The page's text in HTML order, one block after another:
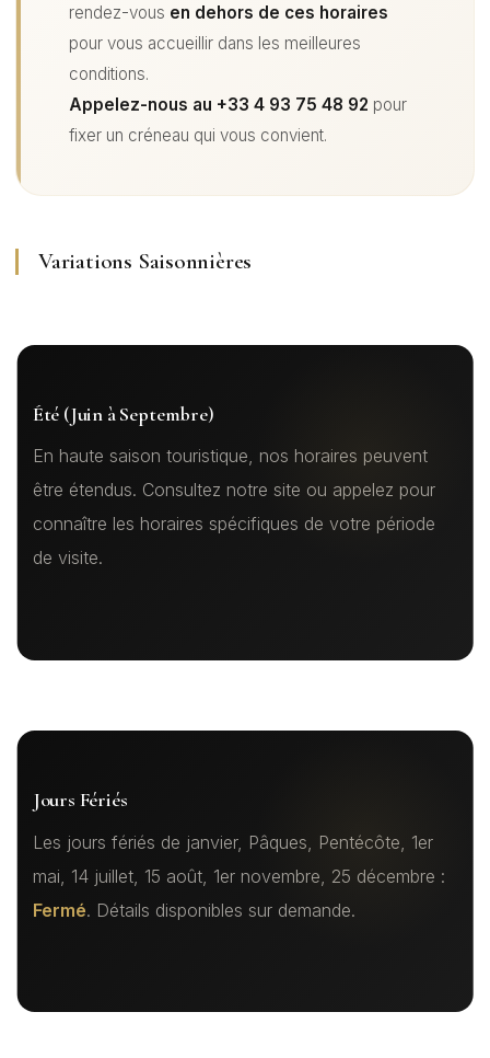
rendez-vous en dehors de ces horaires
pour vous accueillir dans les meilleures
conditions.
Appelez-nous au +33 4 93 75 48 92 pour
fixer un créneau qui vous convient.
Variations Saisonnières
Été (Juin à Septembre)
En haute saison touristique, nos horaires peuvent
être étendus. Consultez notre site ou appelez pour
connaître les horaires spécifiques de votre période
de visite.
Jours Fériés
Les jours fériés de janvier, Pâques, Pentécôte, 1er
mai, 14 juillet, 15 août, 1er novembre, 25 décembre :
Fermé. Détails disponibles sur demande.